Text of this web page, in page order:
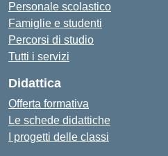
Personale scolastico
Famiglie e studenti
Percorsi di studio
Tutti i servizi
Didattica
Offerta formativa
Le schede didattiche
I progetti delle classi